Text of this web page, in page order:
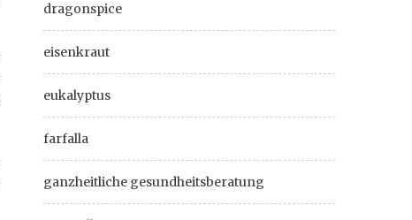
dragonspice
eisenkraut
eukalyptus
farfalla
ganzheitliche gesundheitsberatung